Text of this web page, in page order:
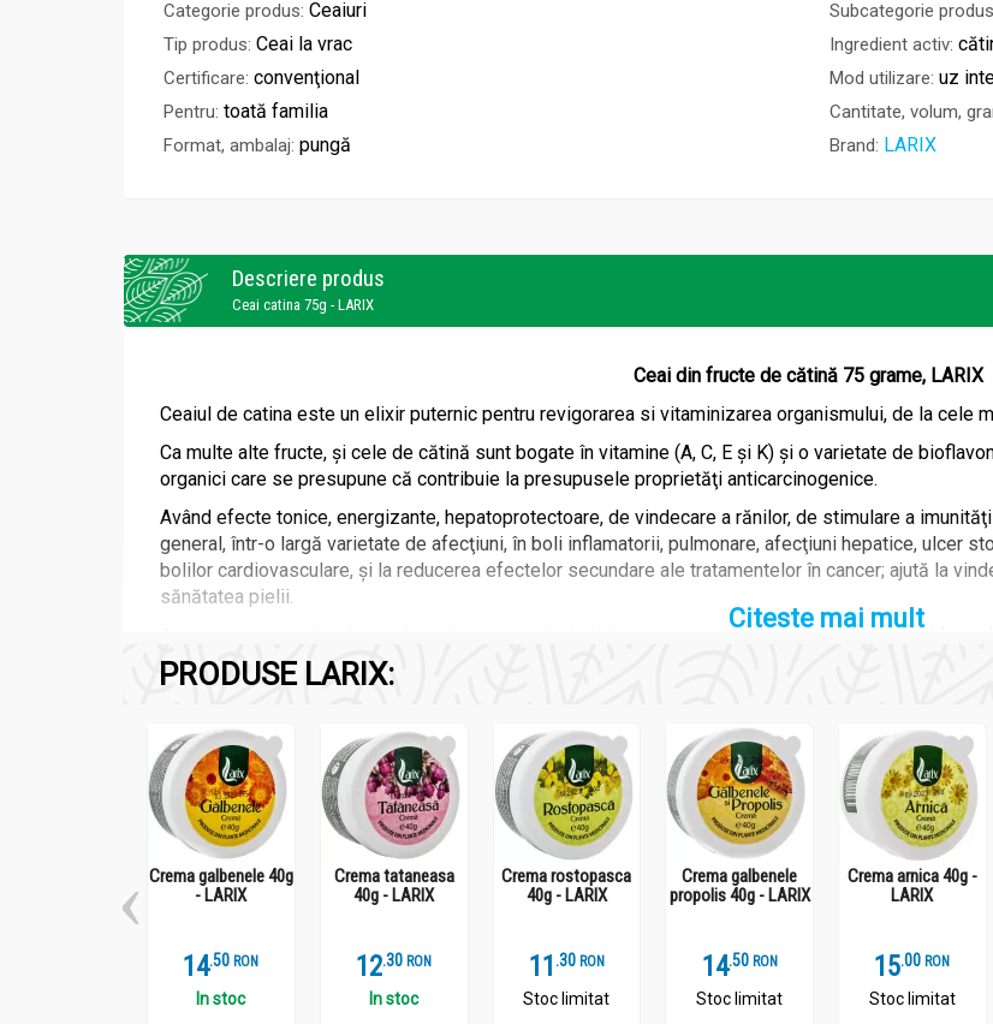
Categorie produs: Ceaiuri Subcategorie
Tip produs: Ceai la vrac Ingredient activ:
Certificare: convenţional Mod utilizare: uz
Pentru: toată familia Cantitate, volum,
Format, ambalaj: pungă Brand: LARIX
Descriere produs
Ceai catina 75g - LARIX
Ceai din fructe de cătină 75 grame, LARIX
Ceaiul de catina este un elixir puternic pentru revigorarea si vitaminizarea organismului, de la cele
Ca multe alte fructe, şi cele de cătină sunt bogate în vitamine (A, C, E şi K) şi o varietate de
organici care se presupune că contribuie la presupusele proprietăţi anticarcinogenice.
Având efecte tonice, energizante, hepatoprotectoare, de vindecare a rănilor, de stimulare a
general, într-o largă varietate de afecţiuni, în boli inflamatorii, pulmonare, afecţiuni hepatice, ulcer
bolilor cardiovasculare, şi la reducerea efectelor secundare ale tratamentelor în cancer; ajută la
sănătatea pielii.
Studiile au investigat efectul imunomodulator al unui extract de cătină comparativ cu tratamentul
cătina este un imunomodulator eficient pentru întărirea răspunsului imun la persoanele vârstnice și
Compozitie
Ceai catina 75g - LARIX
Hippophae fructus (fructe de catina)
Citeste mai mult
PRODUSE LARIX:
Crema galbenele 40g
- LARIX
14.5 RON
In stoc
Crema tataneasa
40g - LARIX
12.3 RON
In stoc
Crema rostopasca
40g - LARIX
11 .3 RON
Stoc limitat
Crema galbenele
propolis 40g - LARIX
14.5 RON
Stoc limitat
Crema arnica 40g -
LARIX
15.0 RON
Stoc limitat